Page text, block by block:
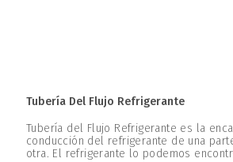
Tubería Del Flujo Refrigerante
Tubería del Flujo Refrigerante es la
conducción del refrigerante de una
otra. El refrigerante lo podemos